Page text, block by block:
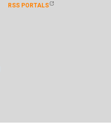
RSS PORTALS